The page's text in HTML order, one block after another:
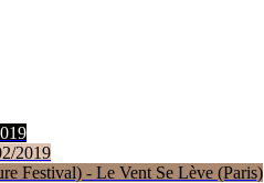
2019
Festival) - Le Vent Se Lève (Paris)